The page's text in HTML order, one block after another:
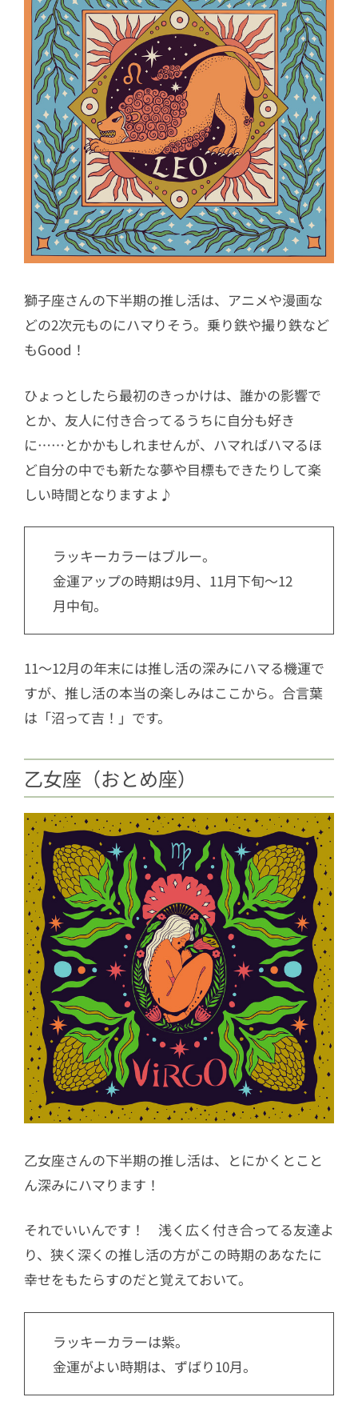
獅子座さんの下半期の推し活は、アニメや漫画な
どの2次元ものにハマりそう。乗り鉄や撮り鉄など
もGood！
ひょっとしたら最初のきっかけは、誰かの影響で
とか、友人に付き合ってるうちに自分も好き
に……とかかもしれませんが、ハマればハマるほ
ど自分の中でも新たな夢や目標もできたりして楽
しい時間となりますよ♪
ラッキーカラーはブルー。
金運アップの時期は9月、11月下旬〜12
月中旬。
11〜12月の年末には推し活の深みにハマる機運で
すが、推し活の本当の楽しみはここから。合言葉
は「沼って吉！」です。
乙女座（おとめ座）
乙女座さんの下半期の推し活は、とにかくとこと
ん深みにハマります！
それでいいんです！ 浅く広く付き合ってる友達よ
り、狭く深くの推し活の方がこの時期のあなたに
幸せをもたらすのだと覚えておいて。
ラッキーカラーは紫。
金運がよい時期は、ずばり10月。